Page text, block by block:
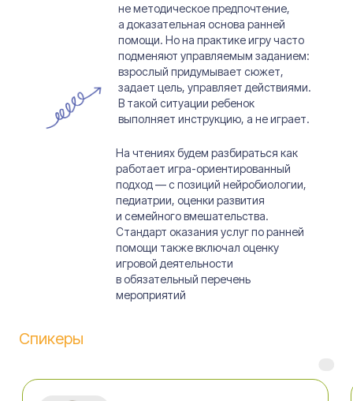
не методическое предпочтение,
а доказательная основа ранней
помощи. Но на практике игру часто
подменяют управляемым заданием:
взрослый придумывает сюжет,
задает цель, управляет действиями.
В такой ситуации ребенок
выполняет инструкцию, а не играет.
На чтениях будем разбираться как
работает игра-ориентированный
подход — с позиций нейробиологии,
педиатрии, оценки развития
и семейного вмешательства.
Стандарт оказания услуг по ранней
помощи также включал оценку
игровой деятельности
в обязательный перечень
мероприятий
Спикеры